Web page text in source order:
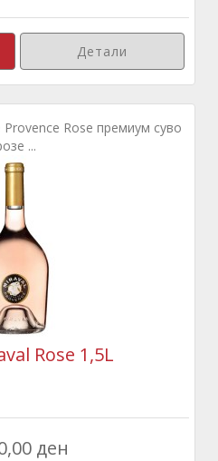
Детали
Rose премиум суво
...
Rose 1,5L
ден